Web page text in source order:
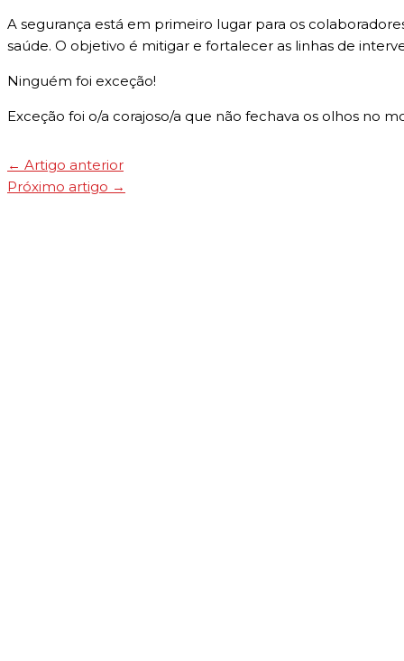
A segurança está em primeiro lugar para os
saúde. O objetivo é mitigar e fortalecer as linhas de
Ninguém foi exceção!
Exceção foi o/a corajoso/a que não fechava os olhos no
← Artigo anterior
Próximo artigo →